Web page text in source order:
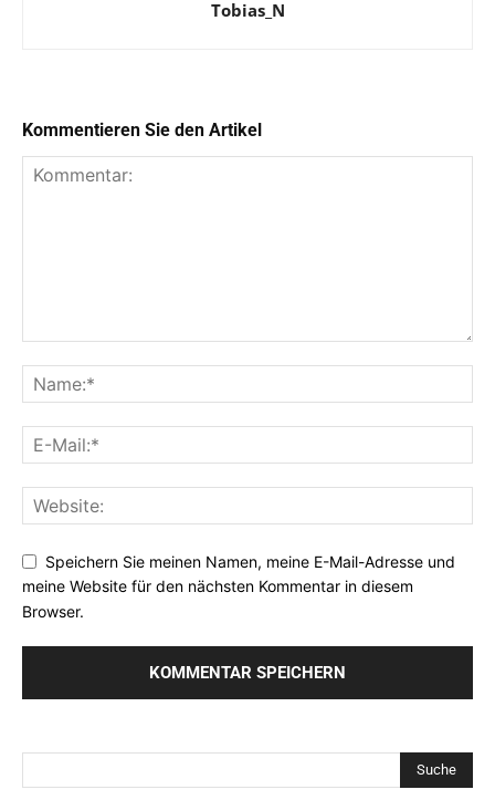
Tobias_N
Kommentieren Sie den Artikel
Speichern Sie meinen Namen, meine E-Mail-Adresse und
meine Website für den nächsten Kommentar in diesem
Browser.